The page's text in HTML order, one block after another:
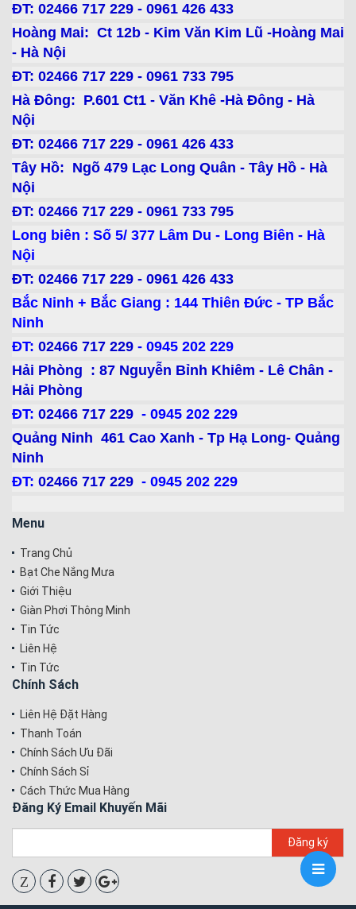
ĐT: 02466 717 229 - 0961 426 433
Hoàng Mai: Ct 12b - Kim Văn Kim Lũ -Hoàng Mai
- Hà Nội
ĐT: 02466 717 229 - 0961 733 795
Hà Đông: P.601 Ct1 - Văn Khê -Hà Đông - Hà
Nội
ĐT: 02466 717 229 - 0961 426 433
Tây Hồ: Ngõ 479 Lạc Long Quân - Tây Hồ - Hà
Nội
ĐT: 02466 717 229 - 0961 733 795
Long biên : Số 5/ 377 Lâm Du - Long Biên - Hà
Nội
ĐT: 02466 717 229 - 0961 426 433
Bắc Ninh + Bắc Giang : 144 Thiên Đức - TP Bắc
Ninh
ĐT: 02466 717 229 - 0945 202 229
Hải Phòng : 87 Nguyễn Bỉnh Khiêm - Lê Chân -
Hải Phòng
ĐT: 02466 717 229 - 0945 202 229
Quảng Ninh 461 Cao Xanh - Tp Hạ Long- Quảng
Ninh
ĐT: 02466 717 229 - 0945 202 229
Menu
Trang Chủ
Bạt Che Nắng Mưa
Giới Thiệu
Giàn Phơi Thông Minh
Tin Tức
Liên Hệ
Tin Tức
Chính Sách
Liên Hệ Đặt Hàng
Thanh Toán
Chính Sách Ưu Đãi
Chính Sách Sỉ
Cách Thức Mua Hàng
Đăng Ký Email Khuyến Mãi
Đăng ký
Z